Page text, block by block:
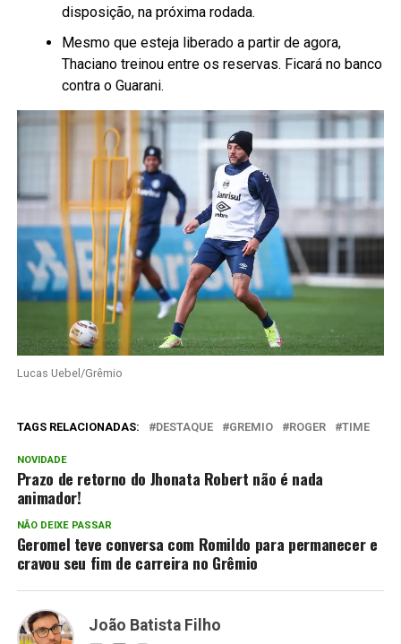
disposição, na próxima rodada.
Mesmo que esteja liberado a partir de agora,
Thaciano treinou entre os reservas. Ficará no banco
contra o Guarani.
Lucas Uebel/Grêmio
TAGS RELACIONADAS: DESTAQUE GREMIO ROGER TIME
NOVIDADE
Prazo de retorno do Jhonata Robert não é nada
animador!
NÃO DEIXE PASSAR
Geromel teve conversa com Romildo para permanecer e
cravou seu fim de carreira no Grêmio
João Batista Filho